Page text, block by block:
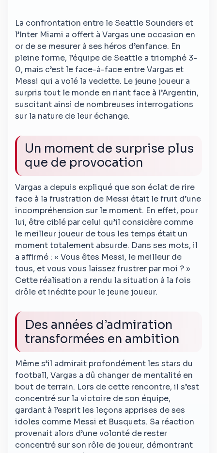
La confrontation entre le Seattle Sounders et
l’Inter Miami a offert à Vargas une occasion en
or de se mesurer à ses héros d’enfance. En
pleine forme, l’équipe de Seattle a triomphé 3-
0, mais c’est le face-à-face entre Vargas et
Messi qui a volé la vedette. Le jeune joueur a
surpris tout le monde en riant face à l’Argentin,
suscitant ainsi de nombreuses interrogations
sur la nature de leur échange.
Un moment de surprise plus
que de provocation
Vargas a depuis expliqué que son éclat de rire
face à la frustration de Messi était le fruit d’une
incompréhension sur le moment. En effet, pour
lui, être ciblé par celui qu’il considère comme
le meilleur joueur de tous les temps était un
moment totalement absurde. Dans ses mots, il
a affirmé : « Vous êtes Messi, le meilleur de
tous, et vous vous laissez frustrer par moi ? »
Cette réalisation a rendu la situation à la fois
drôle et inédite pour le jeune joueur.
Des années d’admiration
transformées en ambition
Même s’il admirait profondément les stars du
football, Vargas a dû changer de mentalité en
bout de terrain. Lors de cette rencontre, il s’est
concentré sur la victoire de son équipe,
gardant à l’esprit les leçons apprises de ses
idoles comme Messi et Busquets. Sa réaction
provenait alors d’une volonté de rester
concentré sur son rôle de joueur, démontrant